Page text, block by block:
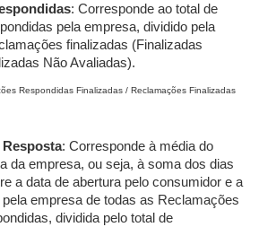
: Corresponde ao total de
pela empresa, dividido pela
finalizadas (Finalizadas
Não Avaliadas).
Respondidas Finalizadas / Reclamações Finalizadas
Resposta: Corresponde à média do
da empresa, ou seja, à soma dos dias
a data de abertura pelo consumidor e a
empresa de todas as Reclamações
dividida pelo total de